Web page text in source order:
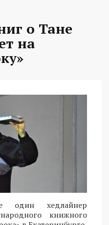
о Тане
на
один хедлайнер
книжного